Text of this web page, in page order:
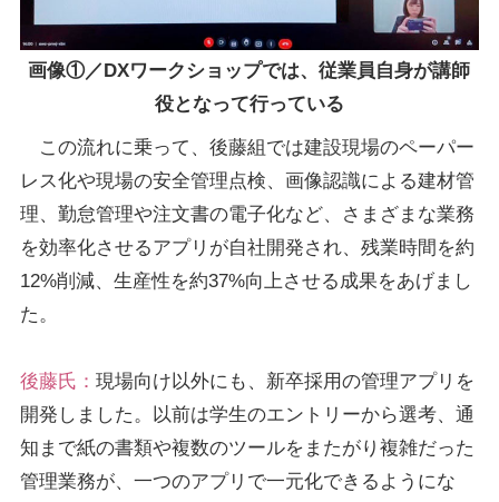
画像①／DXワークショップでは、従業員⾃⾝が講師
役となって行っている
この流れに乗って、後藤組では建設現場のペーパー
レス化や現場の安全管理点検、画像認識による建材管
理、勤怠管理や注文書の電子化など、さまざまな業務
を効率化させるアプリが自社開発され、残業時間を約
12%削減、⽣産性を約37%向上させる成果をあげまし
た。
後藤氏： 現場向け以外にも、新卒採用の管理アプリを
開発しました。以前は学生のエントリーから選考、通
知まで紙の書類や複数のツールをまたがり複雑だった
管理業務が、一つのアプリで一元化できるようにな